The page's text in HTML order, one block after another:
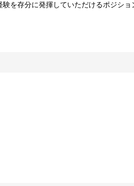
を存分に発揮していただけるポジショ